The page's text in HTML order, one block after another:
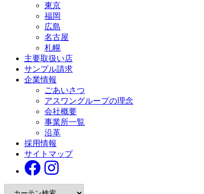
東京
福岡
広島
名古屋
札幌
主要取扱い店
サンプル請求
企業情報
ごあいさつ
アスワングループの理念
会社概要
事業所一覧
沿革
採用情報
サイトマップ